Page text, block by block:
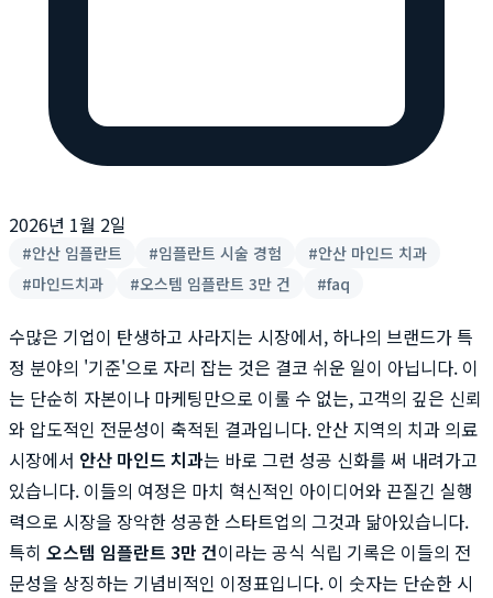
2026년 1월 2일
#안산 임플란트 #임플란트 시술 경험 #안산 마인드 치과
#마인드치과 #오스템 임플란트 3만 건 #faq
수많은 기업이 탄생하고 사라지는 시장에서, 하나의 브랜드가 특
정 분야의 '기준'으로 자리 잡는 것은 결코 쉬운 일이 아닙니다. 이
는 단순히 자본이나 마케팅만으로 이룰 수 없는, 고객의 깊은 신뢰
와 압도적인 전문성이 축적된 결과입니다. 안산 지역의 치과 의료
시장에서 안산 마인드 치과는 바로 그런 성공 신화를 써 내려가고
있습니다. 이들의 여정은 마치 혁신적인 아이디어와 끈질긴 실행
력으로 시장을 장악한 성공한 스타트업의 그것과 닮아있습니다.
특히 오스템 임플란트 3만 건이라는 공식 식립 기록은 이들의 전
문성을 상징하는 기념비적인 이정표입니다. 이 숫자는 단순한 시